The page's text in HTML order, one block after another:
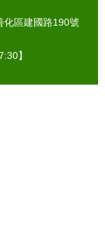
區建國路190號
】